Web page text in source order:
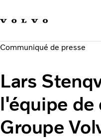
Sustainable
News & Media
About us
Communiqué de presse
Lars
l'équipe de
Groupe